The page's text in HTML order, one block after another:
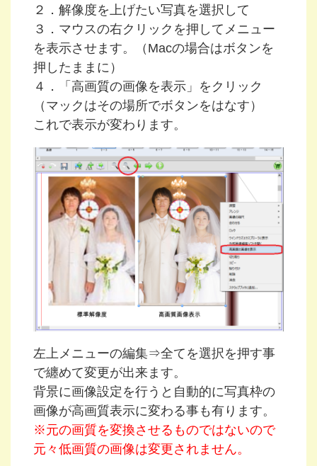
２．解像度を上げたい写真を選択して
３．マウスの右クリックを押してメニュー
を表示させます。（Macの場合はボタンを
押したままに）
４．「高画質の画像を表示」をクリック
（マックはその場所でボタンをはなす）
これで表示が変わります。
左上メニューの編集⇒全てを選択を押す事
で纏めて変更が出来ます。
背景に画像設定を行うと自動的に写真枠の
画像が高画質表示に変わる事も有ります。
※元の画質を変換させるものではないので
元々低画質の画像は変更されません。